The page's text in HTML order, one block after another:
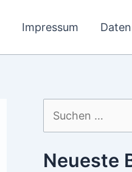
Impressum
Suchen
nach:
Neueste